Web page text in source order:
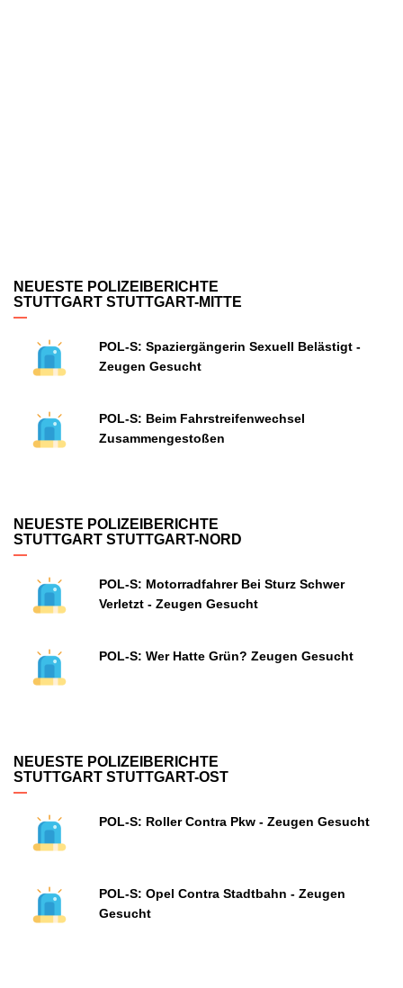
NEUESTE POLIZEIBERICHTE
STUTTGART STUTTGART-MITTE
POL-S: Spaziergängerin Sexuell Belästigt -
Zeugen Gesucht
POL-S: Beim Fahrstreifenwechsel
Zusammengestoßen
NEUESTE POLIZEIBERICHTE
STUTTGART STUTTGART-NORD
POL-S: Motorradfahrer Bei Sturz Schwer
Verletzt - Zeugen Gesucht
POL-S: Wer Hatte Grün? Zeugen Gesucht
NEUESTE POLIZEIBERICHTE
STUTTGART STUTTGART-OST
POL-S: Roller Contra Pkw - Zeugen Gesucht
POL-S: Opel Contra Stadtbahn - Zeugen
Gesucht